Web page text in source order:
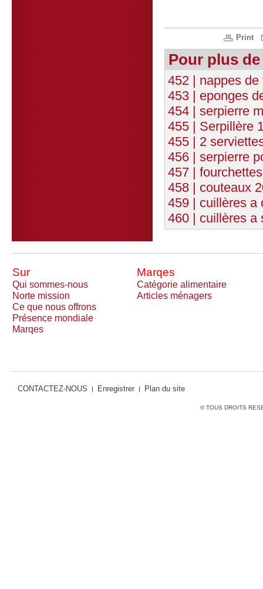
Print
Pour plus
452 | nappes
453 | eponges
454 | serpierre
455 | Serpillère
455 | 2
456 | serpierre
457 |
458 | couteaux
459 | cuillères a
460 | cuillères a
Sur Marqes
Qui sommes-nous
Catégorie alimentaire
Norte mission
Articles ménagers
Ce que nous offrons
Présence mondiale
Marqes
CONTACTEZ-NOUS Enregistrer Plan du site
© TOUS DROITS